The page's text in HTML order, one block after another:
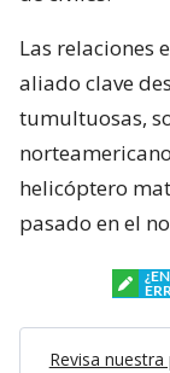
Las relaciones
aliado clave
tumultuosas,
helicóptero
pasado en el
Revisa